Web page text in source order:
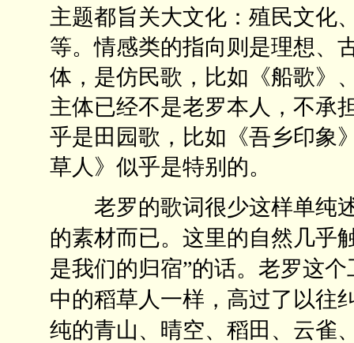
主题都旨关大文化：殖民文化
等。情感类的指向则是理想、
体，是仿民歌，比如《船歌》
主体已经不是老罗本人，不承
乎是田园歌，比如《吾乡印象
草人》似乎是特别的。
老罗的歌词很少这样单纯述
的素材而已。这里的自然几乎
是我们的归宿”的话。老罗这
中的稻草人一样，高过了以往
纯的青山、晴空、稻田、云雀